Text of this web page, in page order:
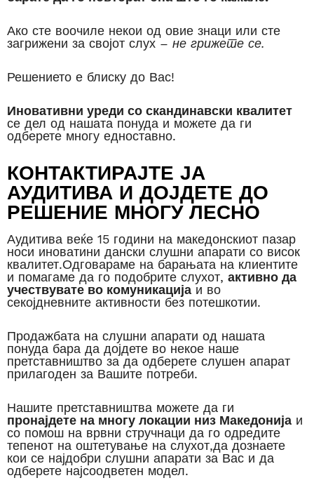
Ако сте воочиле некои од овие знаци или сте
загрижени за својот слух – не грижете се.
Решението е блиску до Вас!
Иновативни уреди со скандинавски квалитет
се дел од нашата понуда и можете да ги
одберете многу едноставно.
КОНТАКТИРАЈТЕ ЈА
АУДИТИВА И ДОЈДЕТЕ ДО
РЕШЕНИЕ МНОГУ ЛЕСНО
Аудитива веќе 15 години на македонскиот пазар
носи иноватини дански слушни апарати со висок
квалитет.Одговараме на барањата на клиентите
и помагаме да го подобрите слухот, активно да
учествувате во комуникација и во
секојдневните активности без потешкотии.
Продажбата на слушни апарати од нашата
понуда бара да дојдете во некое наше
претставништво за да одберете слушен апарат
прилагоден за Вашите потреби.
Нашите претставништва можете да ги
пронајдете на многу локации низ Македонија и
со помош на врвни стручнаци да го одредите
тепенот на оштетување на слухот,да дознаете
кои се најдобри слушни апарати за Вас и да
одберете најсоодветен модел.